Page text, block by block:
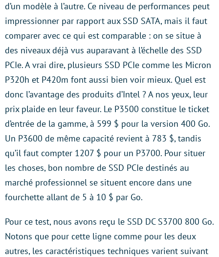
d’un modèle à l’autre. Ce niveau de performances peut
impressionner par rapport aux SSD SATA, mais il faut
comparer avec ce qui est comparable : on se situe à
des niveaux déjà vus auparavant à l’échelle des SSD
PCIe. A vrai dire, plusieurs SSD PCIe comme les Micron
P320h et P420m font aussi bien voir mieux. Quel est
donc l’avantage des produits d’Intel ? A nos yeux, leur
prix plaide en leur faveur. Le P3500 constitue le ticket
d’entrée de la gamme, à 599 $ pour la version 400 Go.
Un P3600 de même capacité revient à 783 $, tandis
qu’il faut compter 1207 $ pour un P3700. Pour situer
les choses, bon nombre de SSD PCIe destinés au
marché professionnel se situent encore dans une
fourchette allant de 5 à 10 $ par Go.
Pour ce test, nous avons reçu le SSD DC S3700 800 Go.
Notons que pour cette ligne comme pour les deux
autres, les caractéristiques techniques varient suivant